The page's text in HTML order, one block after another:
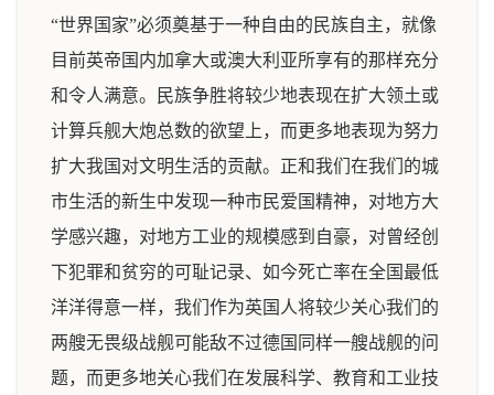
“世界国家”必须奠基于一种自由的民族自主，就像
目前英帝国内加拿大或澳大利亚所享有的那样充分
和令人满意。民族争胜将较少地表现在扩大领土或
计算兵舰大炮总数的欲望上，而更多地表现为努力
扩大我国对文明生活的贡献。正和我们在我们的城
市生活的新生中发现一种市民爱国精神，对地方大
学感兴趣，对地方工业的规模感到自豪，对曾经创
下犯罪和贫穷的可耻记录、如今死亡率在全国最低
洋洋得意一样，我们作为英国人将较少关心我们的
两艘无畏级战舰可能敌不过德国同样一艘战舰的问
题，而更多地关心我们在发展科学、教育和工业技